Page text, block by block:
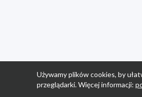
Używamy plików cookies, by
przeglądarki. Więcej informacji: